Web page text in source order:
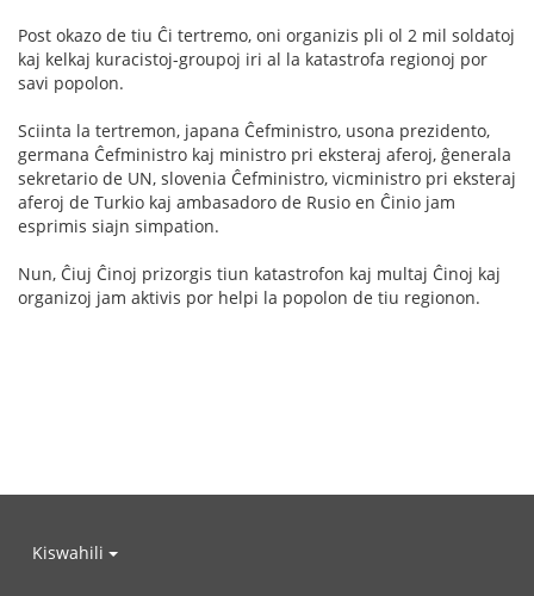
Post okazo de tiu Ĉi tertremo, oni organizis pli ol 2 mil soldatoj
kaj kelkaj kuracistoj-groupoj iri al la katastrofa regionoj por
savi popolon.
Sciinta la tertremon, japana Ĉefministro, usona prezidento,
germana Ĉefministro kaj ministro pri eksteraj aferoj, ĝenerala
sekretario de UN, slovenia Ĉefministro, vicministro pri eksteraj
aferoj de Turkio kaj ambasadoro de Rusio en Ĉinio jam
esprimis siajn simpation.
Nun, Ĉiuj Ĉinoj prizorgis tiun katastrofon kaj multaj Ĉinoj kaj
organizoj jam aktivis por helpi la popolon de tiu regionon.
Kiswahili